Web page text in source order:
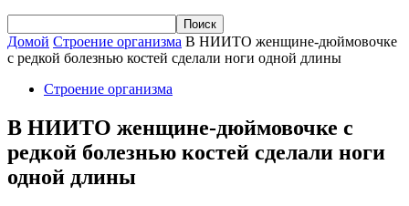
Домой Строение организма В НИИТО женщине-дюймовочке
с редкой болезнью костей сделали ноги одной длины
Строение организма
В НИИТО женщине-дюймовочке с
редкой болезнью костей сделали ноги
одной длины